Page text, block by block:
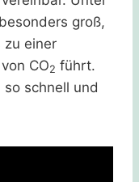
groß,
zu einer
CO2 führt.
so schnell und